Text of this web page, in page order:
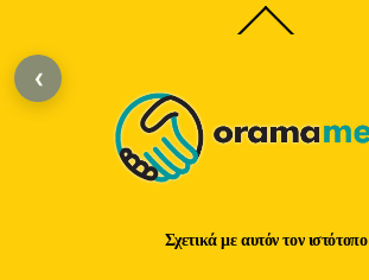
Back
To
Σχετικά με αυτόν τον ιστότοπο
‹